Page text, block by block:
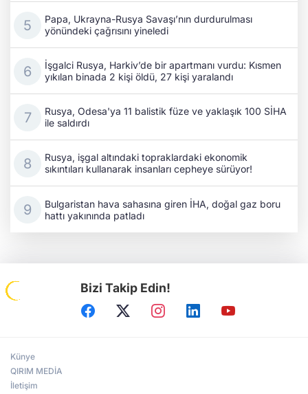
Papa, Ukrayna-Rusya Savaşı’nın durdurulması
yönündeki çağrısını yineledi
İşgalci Rusya, Harkiv’de bir apartmanı vurdu: Kısmen
yıkılan binada 2 kişi öldü, 27 kişi yaralandı
Rusya, Odesa'ya 11 balistik füze ve yaklaşık 100 SİHA
ile saldırdı
Rusya, işgal altındaki topraklardaki ekonomik
sıkıntıları kullanarak insanları cepheye sürüyor!
Bulgaristan hava sahasına giren İHA, doğal gaz boru
hattı yakınında patladı
Bizi Takip Edin!
Künye
QIRIM MEDİA
İletişim